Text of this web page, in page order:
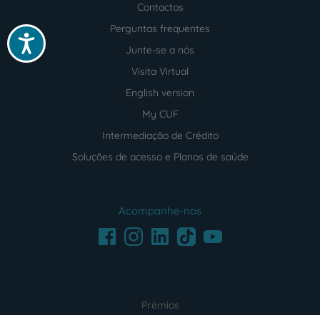
Acessibilidade
Contactos
Perguntas frequentes
Junte-se a nós
Visita Virtual
English version
My CUF
Intermediação de Crédito
Soluções de acesso e Planos de saúde
Acompanhe-nos
FacebookInstagramLinkedInTikTokYoutube
Prémios